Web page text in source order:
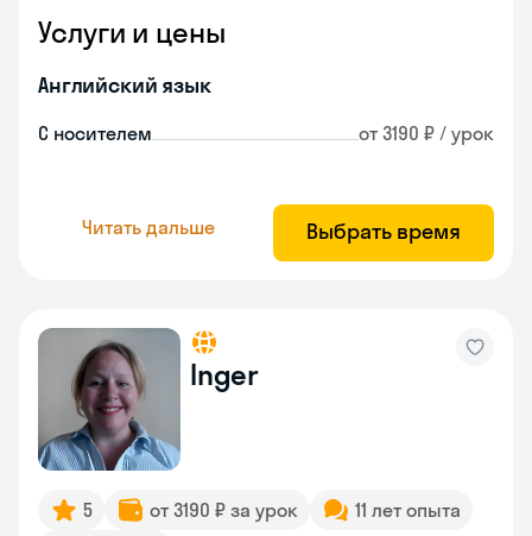
Услуги и цены
Английский язык
С носителем от 3190 ₽ / урок
Читать дальше Выбрать время
Inger
5 от 3190 ₽ за урок
11 лет опыта